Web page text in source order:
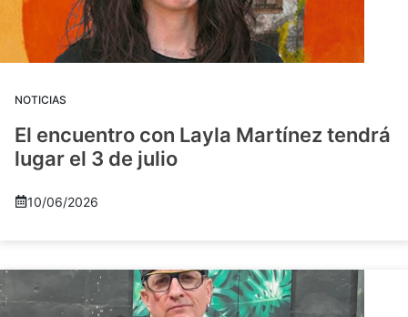
NOTICIAS
El encuentro con Layla Martínez tendrá
lugar el 3 de julio
10/06/2026